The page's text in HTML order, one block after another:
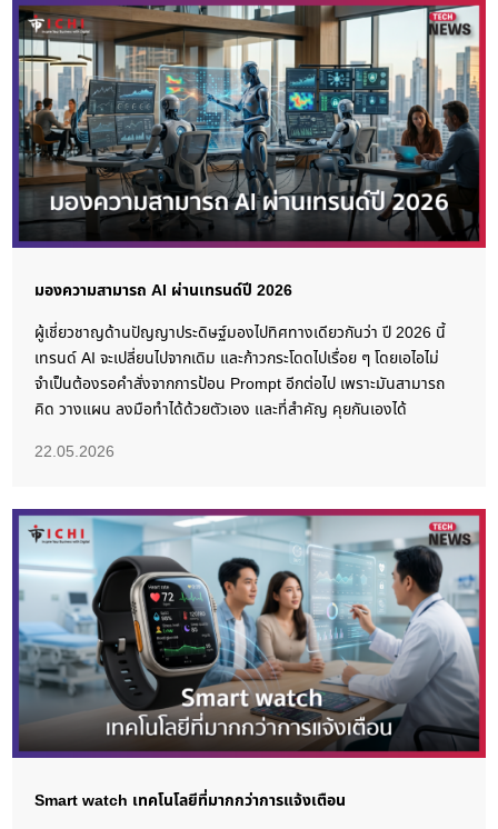
มองความสามารถ AI ผ่านเทรนด์ปี 2026
ผู้เชี่ยวชาญด้านปัญญาประดิษฐ์มองไปทิศทางเดียวกันว่า ปี 2026 นี้
เทรนด์ AI จะเปลี่ยนไปจากเดิม และก้าวกระโดดไปเรื่อย ๆ โดยเอไอไม่
จำเป็นต้องรอคำสั่งจากการป้อน Prompt อีกต่อไป เพราะมันสามารถ
คิด วางแผน ลงมือทำได้ด้วยตัวเอง และที่สำคัญ คุยกันเองได้
22.05.2026
Smart watch เทคโนโลยีที่มากกว่าการแจ้งเตือน